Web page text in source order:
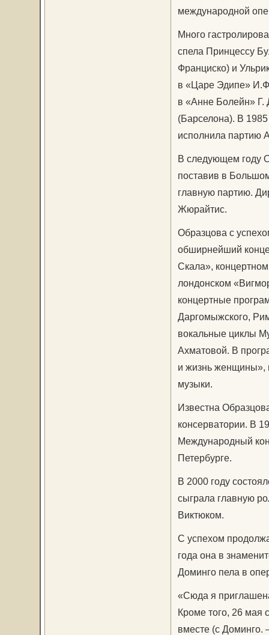
международной
Много
спела Принцессу
Франциско) и
в «Царе Эдипе»
в «Анне Болейн» Г.
(Барселона). В
исполнила партию
В следующем году
поставив в
главную партию.
Жюрайтис.
Образцова с
обширнейший
Скала»,
лондонском
концертные
Даргомыжского,
вокальные циклы
Ахматовой. В
и жизнь женщины»,
музыки.
Известна
консерватории. В
Международный
Петербурге.
В 2000 году
сыграла главную
Виктюком.
С успехом
года она в
Доминго пела в
«Сюда я
Кроме того, 26 мая
вместе (с